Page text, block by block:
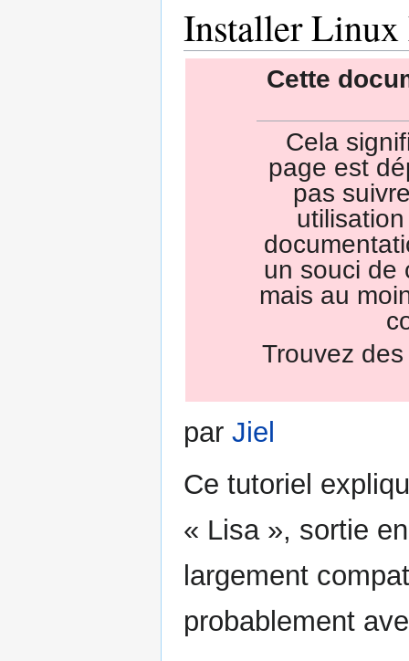
Installer Linux
Cette
Cela
page est
pas
un souci de
mais au
Trouvez
par Jiel
Ce tutoriel
« Lisa », sortie
largement
probablement